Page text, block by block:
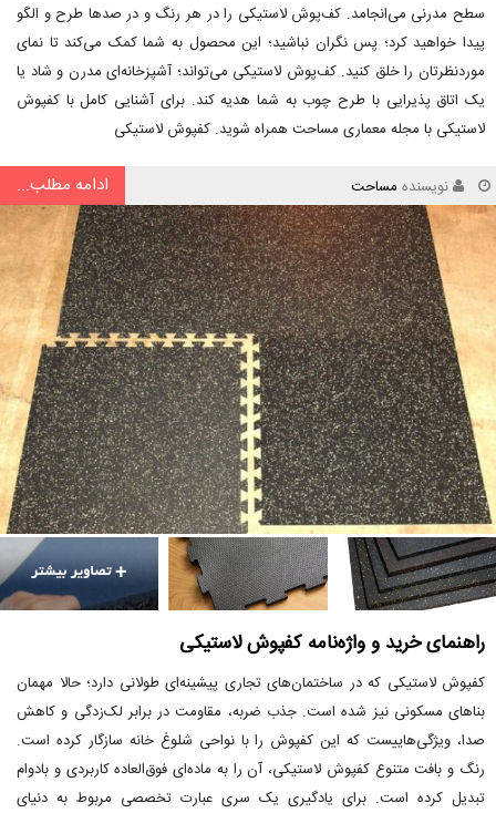
سطح مدرنی می‌انجامد. کف‌پوش لاستیکی را در هر رنگ و در صدها طرح و الگو
پیدا خواهید کرد؛ پس نگران نباشید؛ این محصول به شما کمک می‌کند تا نمای
موردنظرتان را خلق کنید. کف‌پوش لاستیکی می‌تواند؛ آشپزخانه‌ای مدرن و شاد یا
یک اتاق پذیرایی با طرح چوب به شما هدیه کند. برای آشنایی کامل با کفپوش
لاستیکی با مجله معماری مساحت همراه شوید. کفپوش لاستیکی
نویسنده مساحت ادامه مطلب...
راهنمای خرید و واژه‌نامه کفپوش لاستیکی
کفپوش لاستیکی که در ساختمان‌های تجاری پیشینه‌ای طولانی دارد؛ حالا مهمان
بناهای مسکونی نیز شده است. جذب ضربه، مقاومت در برابر لک‌زدگی و کاهش
صدا، ویژگی‌هاییست که این کفپوش را با نواحی شلوغ خانه سازگار کرده است.
رنگ و بافت متنوع کفپوش لاستیکی، آن را به ماده‌ای فوق‌العاده کاربردی و بادوام
تبدیل کرده است. برای یادگیری یک سری عبارت تخصصی مربوط به دنیای